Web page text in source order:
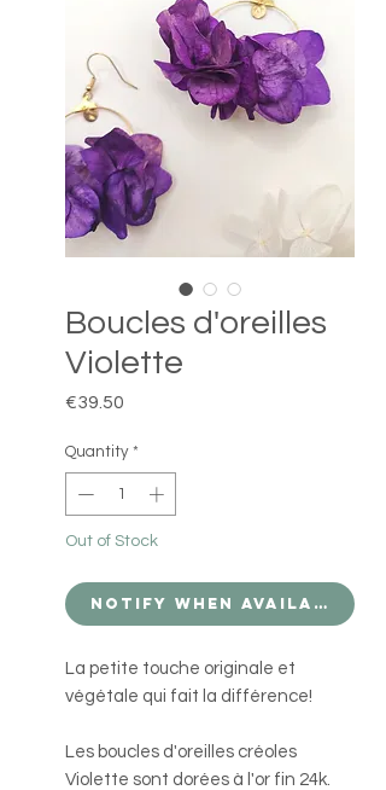
Boucles d'oreilles
Violette
€39.50
Quantity *
Out of Stock
Notify When Available
La petite touche originale et
végétale qui fait la différence!
Les boucles d'oreilles créoles
Violette sont dorées à l'or fin 24k.